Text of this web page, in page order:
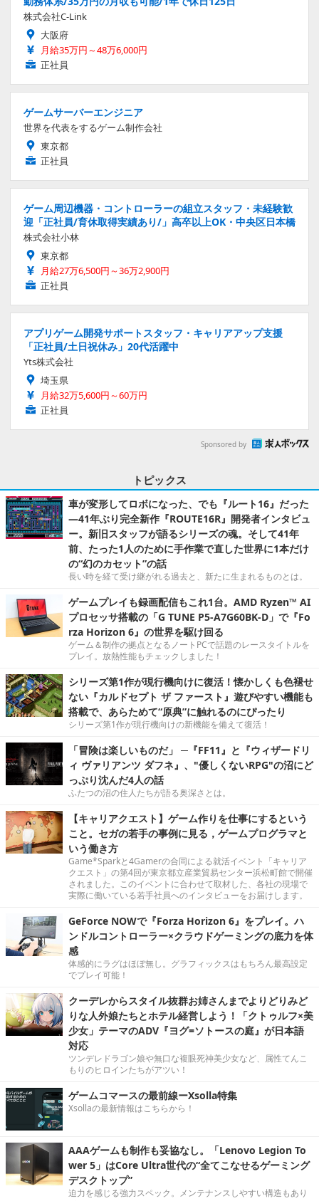
株式会社C-Link
大阪府
月給35万円～48万6,000円
正社員
ゲームサーバーエンジニア
世界を代表をするゲーム制作会社
東京都
正社員
ゲーム周辺機器・コントローラーの組立スタッフ・未経験歓
迎「正社員/育休取得実績あり/」高卒以上OK・中央区日本橋
株式会社小林
東京都
月給27万6,500円～36万2,900円
正社員
アプリゲーム開発サポートスタッフ・キャリアアップ支援
「正社員/土日祝休み」20代活躍中
Yts株式会社
埼玉県
月給32万5,600円～60万円
正社員
Sponsored by
トピックス
車が変形してロボになった、でも『ルート16』だった
―41年ぶり完全新作『ROUTE16R』開発者インタビュ
ー。新旧スタッフが語るシリーズの魂。そして41年
前、たった1人のために手作業で直した世界に1本だけ
の“幻のカセット”の話
長い時を経て受け継がれる過去と、新たに生まれるものとは。
ゲームプレイも録画配信もこれ1台。AMD Ryzen™ AI
プロセッサ搭載の「G TUNE P5-A7G60BK-D」で『Fo
rza Horizon 6』の世界を駆け回る
ゲーム＆制作の拠点となるノートPCで話題のレースタイトルを
プレイ。放熱性能もチェックしました！
シリーズ第1作が現行機向けに復活！懐かしくも色褪せ
ない『カルドセプト ザ ファースト』遊びやすい機能も
搭載で、あらためて“原典”に触れるのにぴったり
シリーズ第1作が現行機向けの新機能を備えて復活！
「冒険は楽しいものだ」 ─『FF11』と『ウィザードリ
ィ ヴァリアンツ ダフネ』、"優しくないRPG"の沼にど
っぷり沈んだ4人の話
ふたつの沼の住人たちが語る奥深さとは。
【キャリアクエスト】ゲーム作りを仕事にするという
こと。セガの若手の事例に見る，ゲームプログラマと
いう働き方
Game*Sparkと4Gamerの合同による就活イベント「キャリア
クエスト」の第4回が東京都立産業貿易センター浜松町館で開催
されました。このイベントに合わせて取材した、各社の現場で
実際に働いている若手社員へのインタビューをお届けします。
GeForce NOWで『Forza Horizon 6』をプレイ。ハ
ンドルコントローラー×クラウドゲーミングの底力を体
感
体感的にラグはほぼ無し。グラフィックスはもちろん最高設定
でプレイ可能！
クーデレからスタイル抜群お姉さんまでよりどりみど
りな人外娘たちとホテル経営しよう！「クトゥルフ×美
少女」テーマのADV『ヨグ=ソトースの庭』が日本語
対応
ツンデレドラゴン娘や無口な複眼死神美少女など、属性てんこ
もりのヒロインたちがアツい！
ゲームコマースの最前線ーXsolla特集
Xsollaの最新情報はこちらから！
AAAゲームも制作も妥協なし。「Lenovo Legion To
wer 5」はCore Ultra世代の“全てこなせるゲーミング
デスクトップ”
迫力を感じる強力スペック。メンテナンスしやすい構造もあり